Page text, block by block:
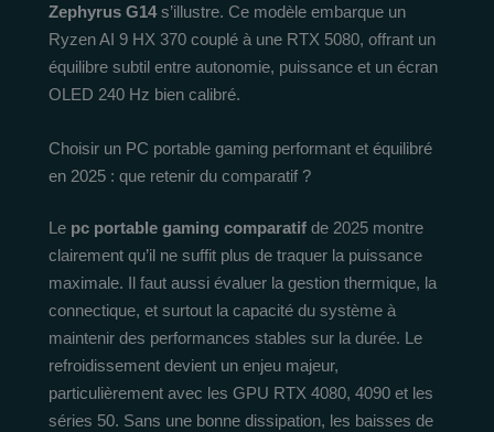
Zephyrus G14s’illustre. Ce modèle embarque un
Ryzen AI 9 HX 370 couplé à une RTX 5080, offrant un
équilibre subtil entre autonomie, puissance et un écran
OLED 240 Hz bien calibré.
Choisir un PC portable gaming performant et équilibré
en 2025 : que retenir du comparatif ?
Le pc portable gaming comparatif de 2025 montre
clairement qu’il ne suffit plus de traquer la puissance
maximale. Il faut aussi évaluer la gestion thermique, la
connectique, et surtout la capacité du système à
maintenir des performances stables sur la durée. Le
refroidissement devient un enjeu majeur,
particulièrement avec les GPU RTX 4080, 4090 et les
séries 50. Sans une bonne dissipation, les baisses de